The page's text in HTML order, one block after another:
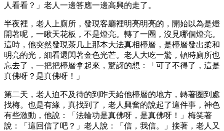
人看看？」老人一邊答應一邊高興的走了。
半夜裡，老人上廁所，發現客廳裡明亮明亮的，開始以為是燈
開著呢，一瞅天花板，不是燈亮。轉了一圈，沒見哪個燈亮。
這時，他突然發現茶几上那本大法真相檯曆，是檯曆發出柔和
明亮的光，細看還閃著金色光芒。老人大吃一驚，頓時廁所也
忘去了，一把把檯曆拿起來，驚訝的想：「可了不得了，這是
真佛呀？是真佛呀！」
第二天，老人迫不及待的到昨天給他檯曆的地方，轉著圈到處
找梅。也是有緣，真找到了，老人興奮的說起了這件事，神色
有些激動，他說：「法輪功是真佛呀，是真佛呀！」梅笑著
說：「這回信了吧？」老人說：「信，我信。」接著，老人又